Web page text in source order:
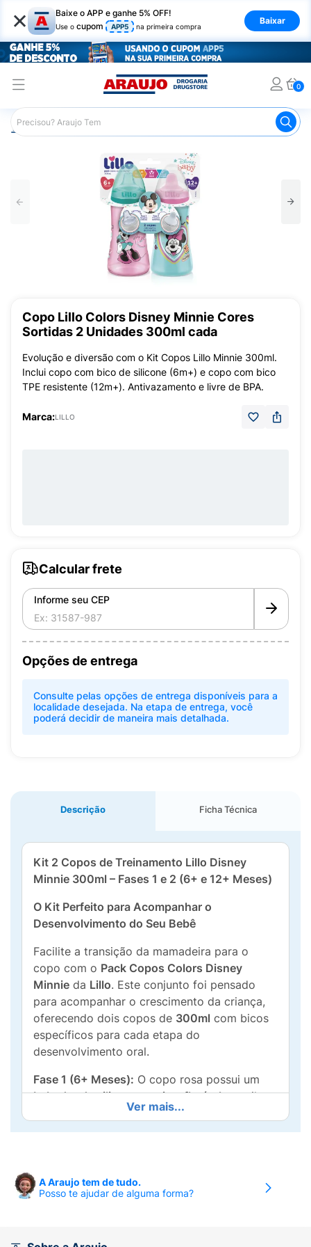
× Baixe o APP e ganhe 5% OFF!
Use o cupom APP5 na primeira compra
Baixar
0
Araujo Infantil Acessórios para Alimentação Infantil
Copo Lillo Colors Disney Minnie Cores
Sortidas 2 Unidades 300ml cada
Evolução e diversão com o Kit Copos Lillo Minnie 300ml.
Inclui copo com bico de silicone (6m+) e copo com bico
TPE resistente (12m+). Antivazamento e livre de BPA.
Marca:LILLO
Calcular frete
Informe seu CEP
Opções de entrega
Consulte pelas opções de entrega disponíveis para a
localidade desejada. Na etapa de entrega, você
poderá decidir de maneira mais detalhada.
Descrição Ficha Técnica
Kit 2 Copos de Treinamento Lillo Disney
Minnie 300ml – Fases 1 e 2 (6+ e 12+ Meses)
O Kit Perfeito para Acompanhar o
Desenvolvimento do Seu Bebê
Facilite a transição da mamadeira para o
copo com o Pack Copos Colors Disney
Minnie da Lillo. Este conjunto foi pensado
para acompanhar o crescimento da criança,
oferecendo dois copos de 300ml com bicos
específicos para cada etapa do
desenvolvimento oral.
Fase 1 (6+ Meses): O copo rosa possui um
bebedor de silicone macio e flexível, gentil
com as gengivas sensíveis e ideal para os
primeiros goleinhos independentes.Fase 2
resistente e confortável para a fase dos
primeiros dentinhos.
e um formato ergonômico
Ver mais...
A Araujo tem de tudo.
Posso te ajudar de alguma forma?